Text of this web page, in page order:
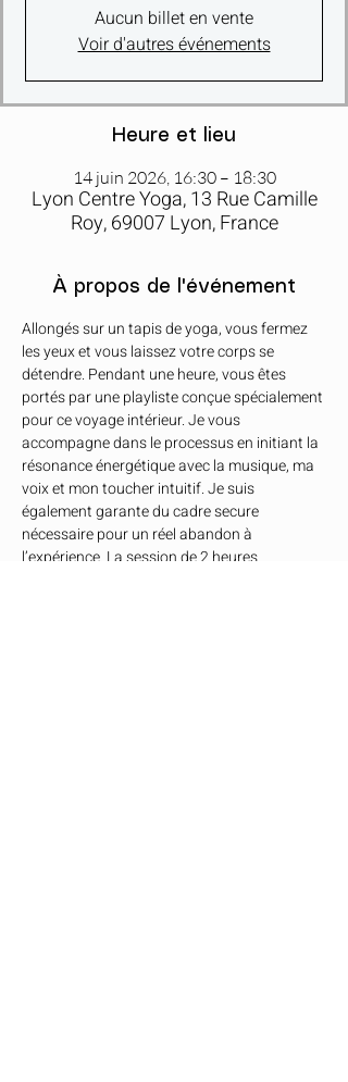
Aucun billet en vente
Voir d'autres événements
Heure et lieu
14 juin 2026, 16:30 – 18:30
Lyon Centre Yoga, 13 Rue Camille
Roy, 69007 Lyon, France
À propos de l'événement
Allongés sur un tapis de yoga, vous fermez
les yeux et vous laissez votre corps se
détendre. Pendant une heure, vous êtes
portés par une playliste conçue spécialement
pour ce voyage intérieur. Je vous
accompagne dans le processus en initiant la
résonance énergétique avec la musique, ma
voix et mon toucher intuitif. Je suis
également garante du cadre secure
nécessaire pour un réel abandon à
l’expérience. La session de 2 heures